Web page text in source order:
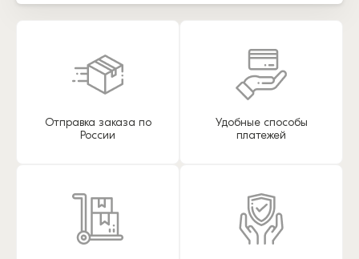
Отправка заказа по
России
Удобные способы
платежей